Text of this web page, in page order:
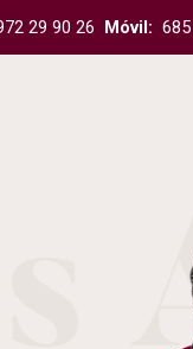
29 90 26 Móvil: